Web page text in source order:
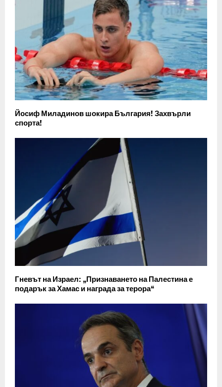
Йосиф Миладинов шокира България! Захвърли
спорта!
Гневът на Израел: „Признаването на Палестина е
подарък за Хамас и награда за терора“